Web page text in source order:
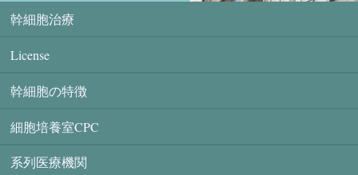
幹細胞治療
License
幹細胞の特徴
細胞培養室CPC
系列医療機関